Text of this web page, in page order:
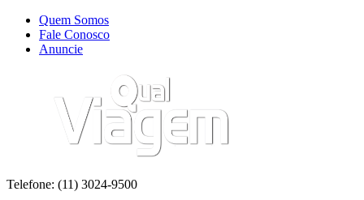
Quem Somos
Fale Conosco
Anuncie
Telefone: (11) 3024-9500